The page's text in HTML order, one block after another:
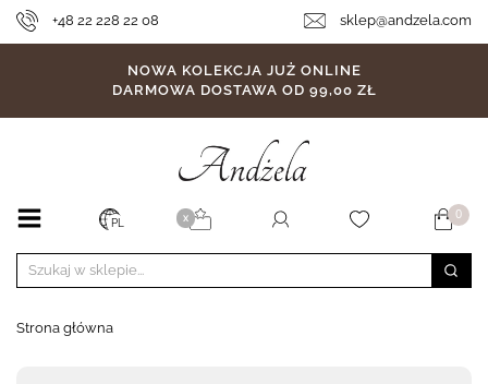
+48 22 228 22 08 sklep@andzela.com
NOWA KOLEKCJA JUŻ ONLINE
DARMOWA DOSTAWA OD 99,00 ZŁ
PL X 0
Strona główna